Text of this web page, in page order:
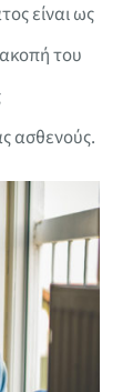
είναι ως
του
ασθενούς.